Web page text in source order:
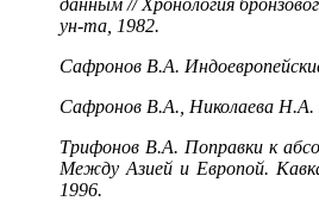
данным // Хронология
ун-та, 1982.
Сафронов В.А.
Сафронов В.А., Николаева Н.А.
Трифонов В.А. Поправки к
Между Азией и Европой.
1996.